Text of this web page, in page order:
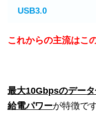
USB3.0
これからの主流はこ
最大10Gbpsのデー
給電パワーが特徴です